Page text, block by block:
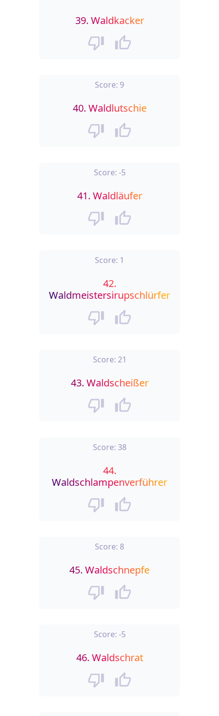
39. Waldkacker
Score: 9
40. Waldlutschie
Score: -5
41. Waldläufer
Score: 1
42.
Waldmeistersirupschlürfer
Score: 21
43. Waldscheißer
Score: 38
44.
Waldschlampenverführer
Score: 8
45. Waldschnepfe
Score: -5
46. Waldschrat